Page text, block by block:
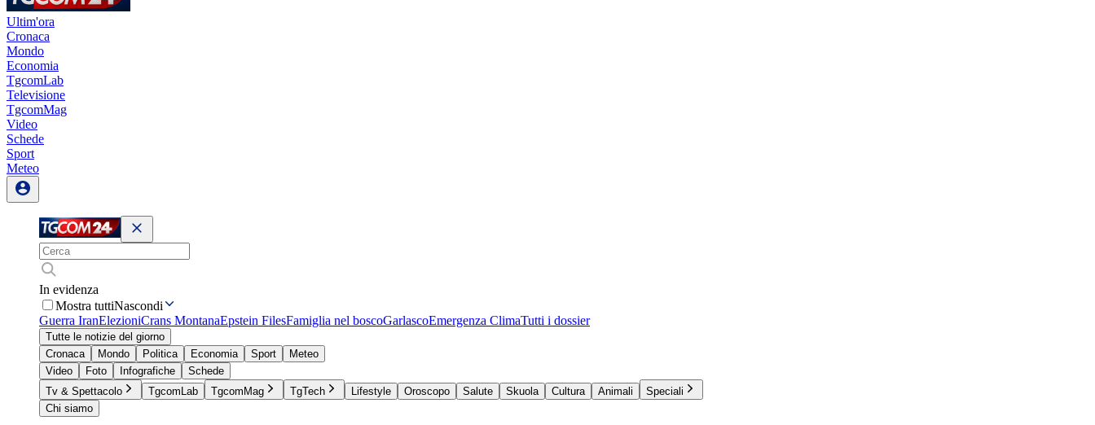
Ultim'ora
Cronaca
Mondo
Economia
TgcomLab
Televisione
TgcomMag
Video
Schede
Sport
Meteo
In evidenza
Mostra tuttiNascondi
Guerra IranElezioniCrans MontanaEpstein FilesFamiglia nel boscoGarlascoEmergenza ClimaTutti i dossier
Tutte le notizie del giorno
Cronaca
Mondo Politica Economia Sport
Meteo
Video
Foto Infografiche
Schede
Tv & Spettacolo
TgcomLab TgcomMag TgTech Lifestyle Oroscopo Salute Skuola Cultura Animali
Speciali
Chi siamo